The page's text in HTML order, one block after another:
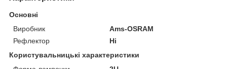
Основні
Виробник
Ams-OSRAM
Рефлектор
Ні
Користувальницькі характеристики